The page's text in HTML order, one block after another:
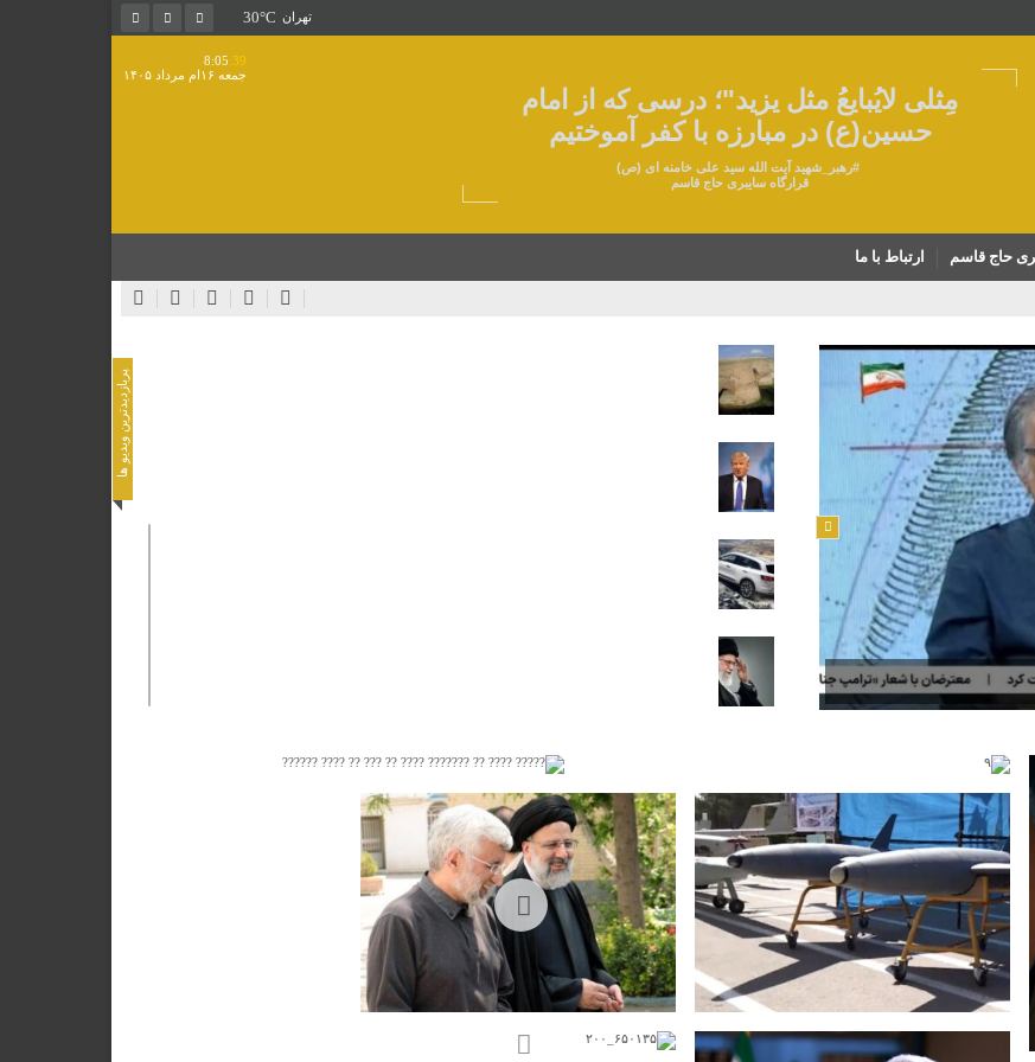
تهران 30°C
8:05:39
جمعه ۱۶ام مرداد ۱۴۰۵
مِثلی لایُبایعُ مثل یزید"؛ درسی که از امام
حسین(ع) در مبارزه با کفر آموختیم
#رهبر_شهید آیت الله سید علی خامنه ای (ص)
قرارگاه سایبری حاج قاسم
حاج قاسم ارتباط با ما
پربازدیدترین ویدیو ها
طرح اولیه ایرباس از بالگردی با دوبال
شعار فیلم «بیست و یک روز بعد» اعلام شد
«پسرم» محسن چاوشی سوژه‌ای برای فرار مغزها
24 / 06 / 25
07 / 04 / 25
31 / 05 / 24
15 / 10 / 23